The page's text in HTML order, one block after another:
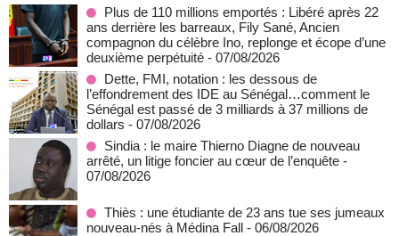
Plus de 110 millions emportés : Libéré après 22
ans derrière les barreaux, Fily Sané, Ancien
compagnon du célèbre Ino, replonge et écope d’une
deuxième perpétuité - 07/08/2026
Dette, FMI, notation : les dessous de
l’effondrement des IDE au Sénégal…comment le
Sénégal est passé de 3 milliards à 37 millions de
dollars - 07/08/2026
Sindia : le maire Thierno Diagne de nouveau
arrêté, un litige foncier au cœur de l’enquête -
07/08/2026
Thiès : une étudiante de 23 ans tue ses jumeaux
nouveau-nés à Médina Fall - 06/08/2026